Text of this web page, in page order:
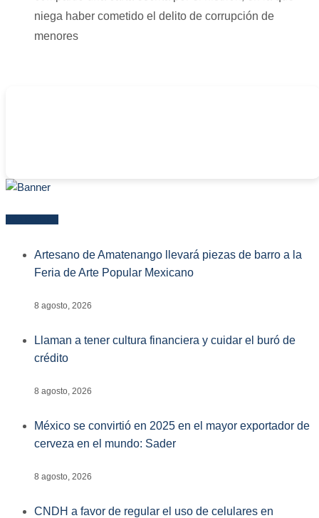
niega haber cometido el delito de corrupción de
menores
Artesano de Amatenango llevará piezas de barro a la
Feria de Arte Popular Mexicano
8 agosto, 2026
Llaman a tener cultura financiera y cuidar el buró de
crédito
8 agosto, 2026
México se convirtió en 2025 en el mayor exportador de
cerveza en el mundo: Sader
8 agosto, 2026
CNDH a favor de regular el uso de celulares en